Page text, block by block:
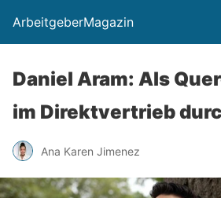
ArbeitgeberMagazin
Daniel Aram: Als
im Direktvertrieb
Ana Karen Jimenez